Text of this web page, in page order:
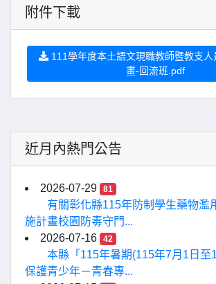
附件下載
111學年度本土語文現職教師暨教支
畫-回流班.pdf
近月內熱門公告
2026-07-29 81
有關彰化縣115年防制學生藥物濫
施計畫校園防毒守門...
2026-07-16
42
本縣「115年暑期(115年7月1日至
保護青少年－青春專...